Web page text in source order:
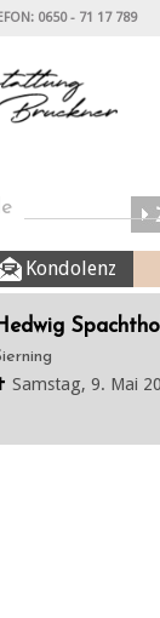
0650 - 71 17 789
Kondolenz
Samstag, 9. Mai